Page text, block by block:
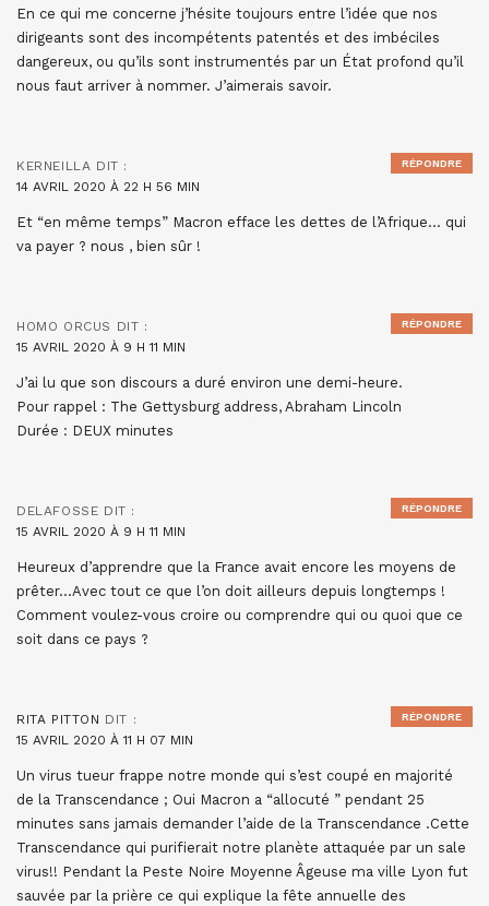
En ce qui me concerne j’hésite toujours entre l’idée que nos
dirigeants sont des incompétents patentés et des imbéciles
dangereux, ou qu’ils sont instrumentés par un État profond qu’il
nous faut arriver à nommer. J’aimerais savoir.
KERNEILLA DIT :
14 AVRIL 2020 À 22 H 56 MIN
Et “en même temps” Macron efface les dettes de l’Afrique… qui
va payer ? nous , bien sûr !
RÉPONDRE
HOMO ORCUS DIT :
15 AVRIL 2020 À 9 H 11 MIN
J’ai lu que son discours a duré environ une demi-heure.
Pour rappel : The Gettysburg address, Abraham Lincoln
Durée : DEUX minutes
RÉPONDRE
DELAFOSSE DIT :
15 AVRIL 2020 À 9 H 11 MIN
Heureux d’apprendre que la France avait encore les moyens de
prêter…Avec tout ce que l’on doit ailleurs depuis longtemps !
Comment voulez-vous croire ou comprendre qui ou quoi que ce
soit dans ce pays ?
RÉPONDRE
RITA PITTON DIT :
15 AVRIL 2020 À 11 H 07 MIN
Un virus tueur frappe notre monde qui s’est coupé en majorité
de la Transcendance ; Oui Macron a “allocuté ” pendant 25
minutes sans jamais demander l’aide de la Transcendance .Cette
Transcendance qui purifierait notre planète attaquée par un sale
virus!! Pendant la Peste Noire Moyenne Âgeuse ma ville Lyon fut
sauvée par la prière ce qui explique la fête annuelle des
RÉPONDRE